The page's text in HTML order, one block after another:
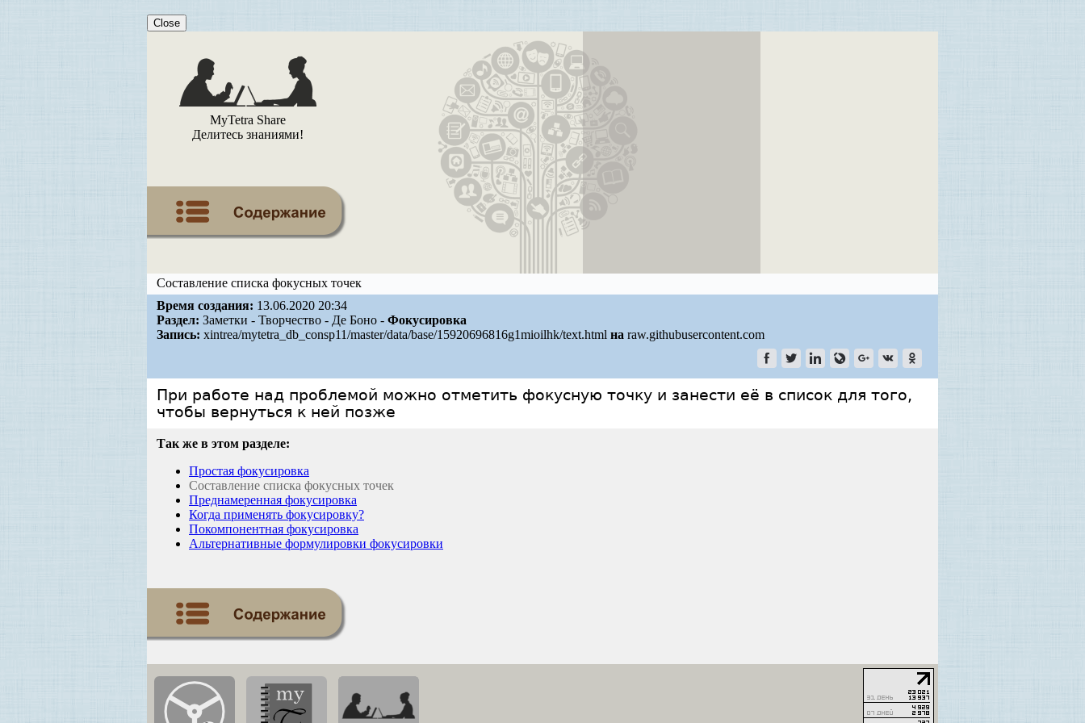
Close
MyTetra Share
Делитесь знаниями!
Составление списка фокусных точек
Время создания: 13.06.2020 20:34
Раздел: Заметки - Творчество - Де Боно - Фокусировка
Запись: xintrea/mytetra_db_consp11/master/data/base/15920696816g1mioilhk/text.html на raw.githubusercontent.com
При работе над проблемой можно отметить фокусную точку и занести её в список для того,
чтобы вернуться к ней позже
Так же в этом разделе:
Простая фокусировка
Составление списка фокусных точек
Преднамеренная фокусировка
Когда применять фокусировку?
Покомпонентная фокусировка
Альтернативные формулировки фокусировки